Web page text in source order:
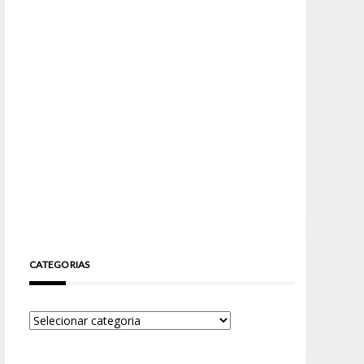
CATEGORIAS